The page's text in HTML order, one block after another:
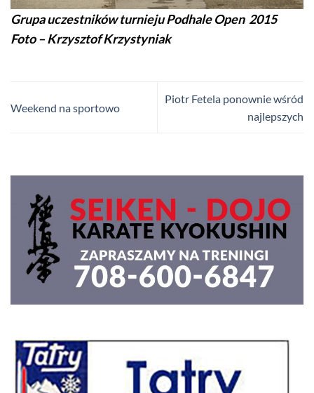
Grupa uczestników turnieju Podhale Open 2015
Foto – Krzysztof Krzystyniak
Weekend na sportowo
Piotr Fetela ponownie wśród
najlepszych